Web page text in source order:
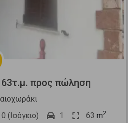
63τ.μ. προς πώληση
0 (Ισόγειο) 1 63 m2